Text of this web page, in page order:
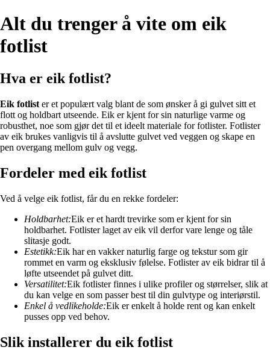
Alt du trenger å vite om eik
fotlist
Hva er eik fotlist?
Eik fotlist er et populært valg blant de som ønsker å gi gulvet sitt et
flott og holdbart utseende. Eik er kjent for sin naturlige varme og
robusthet, noe som gjør det til et ideelt materiale for fotlister. Fotlister
av eik brukes vanligvis til å avslutte gulvet ved veggen og skape en
pen overgang mellom gulv og vegg.
Fordeler med eik fotlist
Ved å velge eik fotlist, får du en rekke fordeler:
Holdbarhet:Eik er et hardt trevirke som er kjent for sin
holdbarhet. Fotlister laget av eik vil derfor vare lenge og tåle
slitasje godt.
Estetikk:Eik har en vakker naturlig farge og tekstur som gir
rommet en varm og eksklusiv følelse. Fotlister av eik bidrar til å
løfte utseendet på gulvet ditt.
Versatilitet:Eik fotlister finnes i ulike profiler og størrelser, slik at
du kan velge en som passer best til din gulvtype og interiørstil.
Enkel å vedlikeholde:Eik er enkelt å holde rent og kan enkelt
pusses opp ved behov.
Slik installerer du eik fotlist